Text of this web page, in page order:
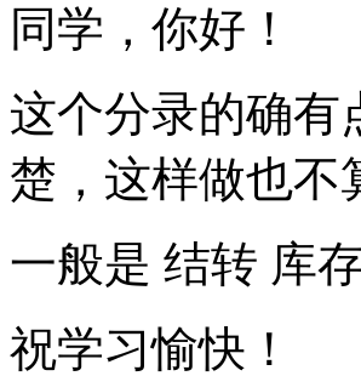
同学，你好！
这个分录的确有
楚，这样做也不
一般是 结转 库
祝学习愉快！